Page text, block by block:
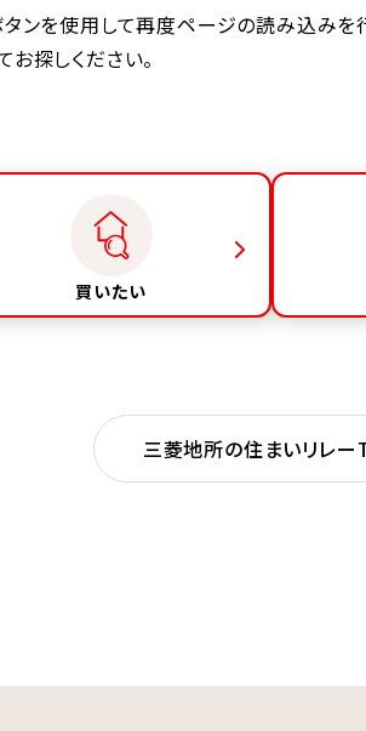
タンを使用して再度ページの読み込みを
探しください。
買いたい
三菱地所の住まいリレー